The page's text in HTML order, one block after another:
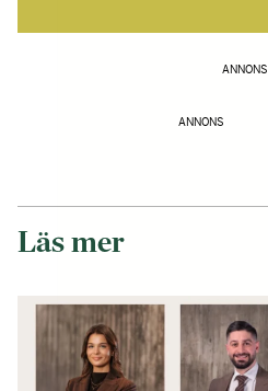
ANNONS
ANNONS
Läs mer